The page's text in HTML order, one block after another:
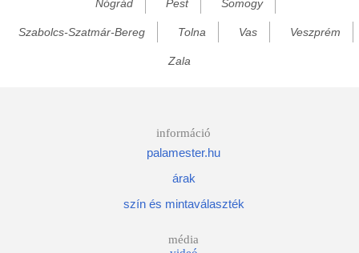
Berente
Nógrád Pest Somogy
Szabolcs-Szatmár-Bereg Tolna Vas Veszprém
Zala
információ
palamester.hu
árak
szín és mintaválaszték
média